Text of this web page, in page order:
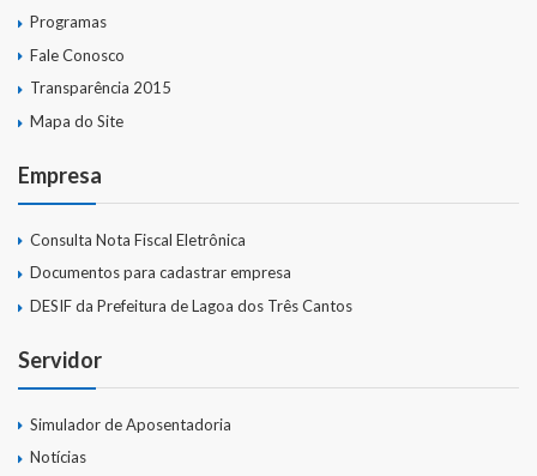
Programas
Fale Conosco
Transparência 2015
Mapa do Site
Empresa
Consulta Nota Fiscal Eletrônica
Documentos para cadastrar empresa
DESIF da Prefeitura de Lagoa dos Três Cantos
Servidor
Simulador de Aposentadoria
Notícias